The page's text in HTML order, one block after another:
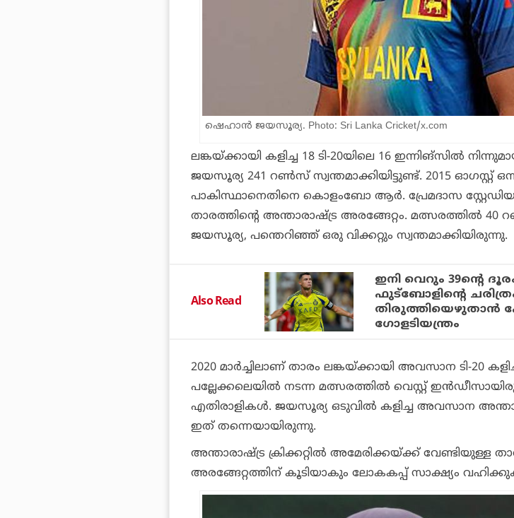
ഷെഹാന്‍ ജയസൂര്യ. Photo: Sri Lanka Cricket/x.com
ലങ്കയ്ക്കായി കളിച്ച 18 ടി-20യിലെ 16 ഇന്നിങ്‌സില്‍
ജയസൂര്യ 241 റണ്‍സ് സ്വന്തമാക്കിയിട്ടുണ്ട്. 2015 ഓഗസ്റ്റ്
പാകിസ്ഥാനെതിനെ കൊളംബോ ആര്‍. പ്രേമദാസ
താരത്തിന്റെ അന്താരാഷ്ട്ര അരങ്ങേറ്റം. മത്സരത്തില്‍ 40
ജയസൂര്യ, പന്തെറിഞ്ഞ് ഒരു വിക്കറ്റും സ്വന്തമാക്കിയിരുന്നു.
Also Read
ഇനി വെറും 39ന്റെ
ഫുട്‌ബോളിന്റെ
തിരുത്തിയെഴുതാന്‍
ഗോളടിയന്ത്രം
2020 മാര്‍ച്ചിലാണ് താരം ലങ്കയ്ക്കായി അവസാന ടി-20
പല്ലേക്കലെയില്‍ നടന്ന മത്സരത്തില്‍ വെസ്റ്റ്
എതിരാളികള്‍. ജയസൂര്യ ഒടുവില്‍ കളിച്ച അവസാന
ഇത് തന്നെയായിരുന്നു.
അന്താരാഷ്ട്ര ക്രിക്കറ്റില്‍ അമേരിക്കയ്ക്ക് വേണ്ടിയുള്ള
അരങ്ങേറ്റത്തിന് കൂടിയാകും ലോകകപ്പ് സാക്ഷ്യം